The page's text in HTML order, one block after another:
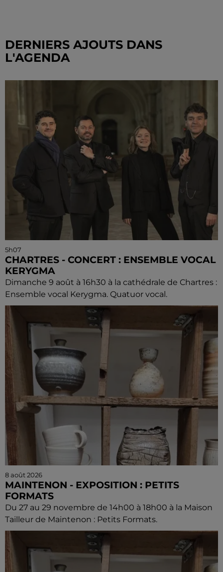
DERNIERS AJOUTS DANS
L'AGENDA
5h07
CHARTRES - CONCERT : ENSEMBLE VOCAL
KERYGMA
Dimanche 9 août à 16h30 à la cathédrale de Chartres :
Ensemble vocal Kerygma. Quatuor vocal.
8 août 2026
MAINTENON - EXPOSITION : PETITS
FORMATS
Du 27 au 29 novembre de 14h00 à 18h00 à la Maison
Tailleur de Maintenon : Petits Formats.